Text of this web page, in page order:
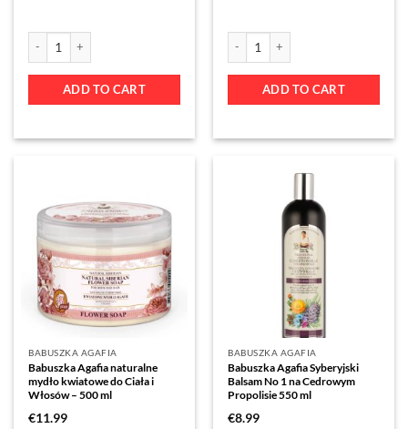
ADD TO CART ADD TO CART
BABUSZKA AGAFIA
Babuszka Agafia naturalne
mydło kwiatowe do Ciała i
Włosów – 500 ml
€11.99
BABUSZKA AGAFIA
Babuszka Agafia Syberyjski
Balsam No 1 na Cedrowym
Propolisie 550 ml
€8.99